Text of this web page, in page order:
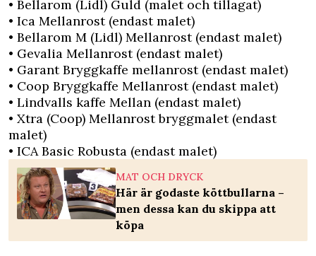
• Bellarom (Lidl) Guld (malet och tillagat)
• Ica Mellanrost (endast malet)
• Bellarom M (Lidl) Mellanrost (endast malet)
• Gevalia Mellanrost (endast malet)
• Garant Bryggkaffe mellanrost (endast malet)
• Coop Bryggkaffe Mellanrost (endast malet)
• Lindvalls kaffe Mellan (endast malet)
• Xtra (Coop) Mellanrost bryggmalet (endast
malet)
• ICA Basic Robusta (endast malet)
MAT OCH DRYCK
Här är godaste köttbullarna –
men dessa kan du skippa att
köpa